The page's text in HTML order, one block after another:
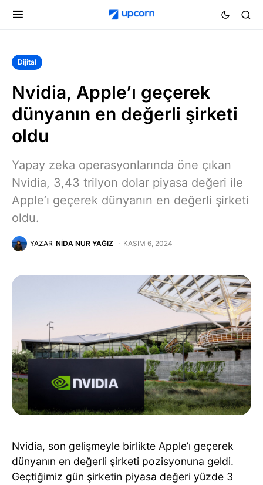
Dijital
Nvidia, Apple’ı geçerek
dünyanın en değerli şirketi
oldu
Yapay zeka operasyonlarında öne çıkan
Nvidia, 3,43 trilyon dolar piyasa değeri ile
Apple’ı geçerek dünyanın en değerli şirketi
oldu.
YAZAR NIDA NUR YAĞIZ KASIM 6, 2024
Nvidia, son gelişmeyle birlikte Apple’ı geçerek
dünyanın en değerli şirketi pozisyonuna geldi.
Geçtiğimiz gün şirketin piyasa değeri yüzde 3